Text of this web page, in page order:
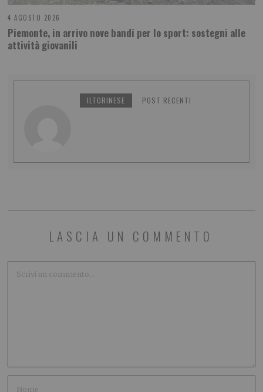
4 AGOSTO 2026
Piemonte, in arrivo nove bandi per lo sport: sostegni alle
attività giovanili
ILTORINESE POST RECENTI
LASCIA UN COMMENTO